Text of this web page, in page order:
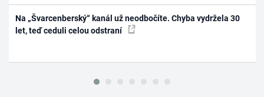
Na „Švarcenberský“ kanál už neodbočíte. Chyba vydržela 30
let, teď ceduli celou odstraní